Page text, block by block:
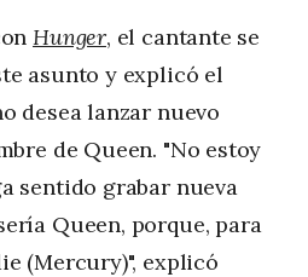
Hunger, el cantante se
asunto y explicó el
desea lanzar nuevo
de Queen. "No estoy
sentido grabar nueva
Queen, porque, para
(Mercury)", explicó